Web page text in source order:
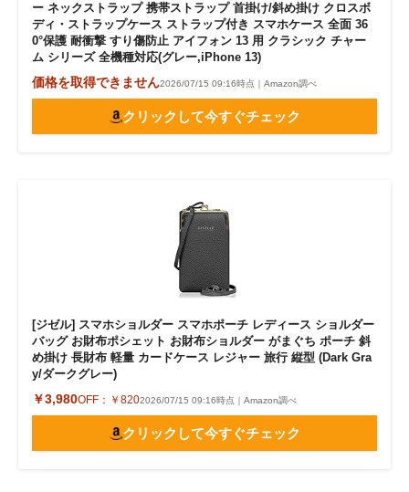
ー ネックストラップ 携帯ストラップ 首掛け/斜め掛け クロスボ
ディ・ストラップケース ストラップ付き スマホケース 全面 36
0°保護 耐衝撃 すり傷防止 アイフォン 13 用 クラシック チャー
ム シリーズ 全機種対応(グレー,iPhone 13)
価格を取得できません2026/07/15 09:16時点｜Amazon調べ
クリックして今すぐチェック
[ジゼル] スマホショルダー スマホポーチ レディース ショルダー
バッグ お財布ポシェット お財布ショルダー がまぐち ポーチ 斜
め掛け 長財布 軽量 カードケース レジャー 旅行 縦型 (Dark Gra
y/ダークグレー)
￥3,980OFF： ￥8202026/07/15 09:16時点｜Amazon調べ
クリックして今すぐチェック